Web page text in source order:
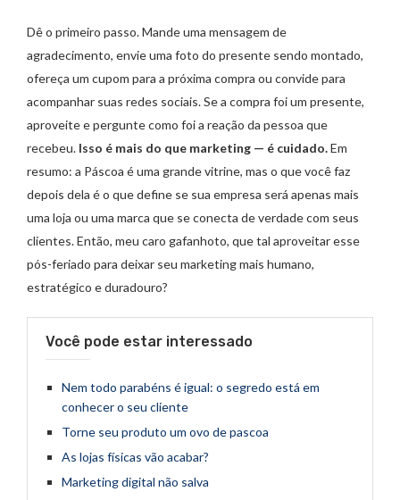
Dê o primeiro passo. Mande uma mensagem de
agradecimento, envie uma foto do presente sendo montado,
ofereça um cupom para a próxima compra ou convide para
acompanhar suas redes sociais. Se a compra foi um presente,
aproveite e pergunte como foi a reação da pessoa que
recebeu. Isso é mais do que marketing — é cuidado.Em
resumo: a Páscoa é uma grande vitrine, mas o que você faz
depois dela é o que define se sua empresa será apenas mais
uma loja ou uma marca que se conecta de verdade com seus
clientes. Então, meu caro gafanhoto, que tal aproveitar esse
pós-feriado para deixar seu marketing mais humano,
estratégico e duradouro?
Você pode estar interessado
Nem todo parabéns é igual: o segredo está em
conhecer o seu cliente
Torne seu produto um ovo de pascoa
As lojas físicas vão acabar?
Marketing digital não salva